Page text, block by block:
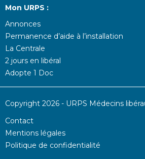
Mon URPS :
Annonces
Permanence d’aide à l’installation
La Centrale
2 jours en libéral
Adopte 1 Doc
Copyright 2026 - URPS Médecins
Contact
Mentions légales
Politique de confidentialité